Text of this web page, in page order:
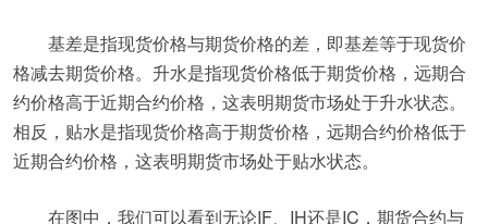
基差是指现货价格与期货价格的差，即基差等于现货价
格减去期货价格。升水是指现货价格低于期货价格，远期合
约价格高于近期合约价格，这表明期货市场处于升水状态。
相反，贴水是指现货价格高于期货价格，远期合约价格低于
近期合约价格，这表明期货市场处于贴水状态。
在图中，我们可以看到无论IF、IH还是IC，期货合约与